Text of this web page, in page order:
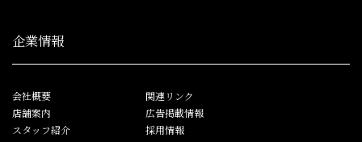
企業情報
会社概要
店舗案内
スタッフ紹介
関連リンク
広告掲載情報
採用情報